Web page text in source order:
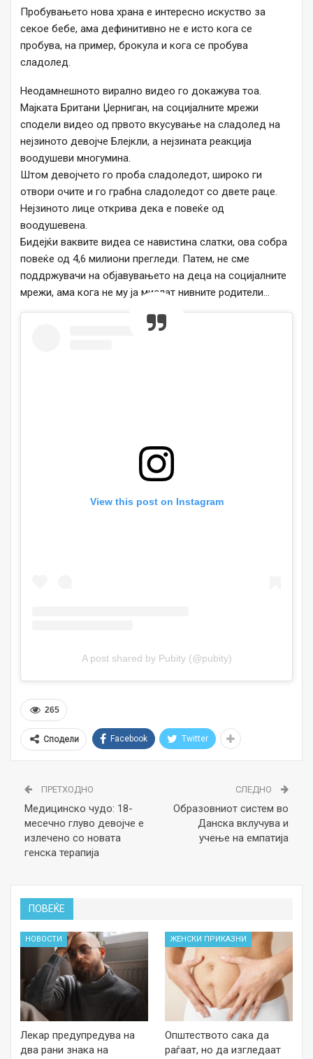
Пробувањето нова храна е интересно искуство за
секое бебе, ама дефинитивно не е исто кога се
пробува, на пример, брокула и кога се пробува
сладолед.
Неодамнешното вирално видео го докажува тоа.
Мајката Британи Џерниган, на социјалните мрежи
сподели видео од првото вкусување на сладолед на
нејзиното девојче Блејкли, а нејзината реакција
воодушеви многумина.
Штом девојчето го проба сладоледот, широко ги
отвори очите и го грабна сладоледот со двете раце.
Нејзиното лице открива дека е повеќе од
воодушевена.
Бидејќи ваквите видеа се навистина слатки, ова собра
повеќе од 4,6 милиони прегледи. Патем, не сме
поддржувачи на објавувањето на деца на социјалните
мрежи, ама кога не му ја мислат нивните родители…
View this post on Instagram
A post shared by Pubity (@pubity)
265
Сподели Facebook Twitter
ПРЕТХОДНО
Медицинско чудо: 18-
месечно глуво девојче е
излечено со новата
генска терапија
СЛЕДНО
Образовниот систем во
Данска вклучува и
учење на емпатија
ПОВЕЌЕ
НОВОСТИ
Лекар предупредува на
два рани знака на
ЖЕНСКИ ПРИКАЗНИ
Општеството сака да
раѓаат, но да изгледаат